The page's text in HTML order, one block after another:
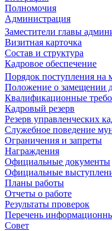
Полномочия
Администрация
Заместители главы
Визитная карточка
Состав и структура
Кадровое обеспечение
Порядок поступления
Положение о замещении
Квалификационные
Кадровый резерв
Резерв управленческих
Служебное поведение
Ограничения и запреты
Награждения
Официальные документы
Официальные
Планы работы
Отчеты о работе
Результаты проверок
Перечень
Совет